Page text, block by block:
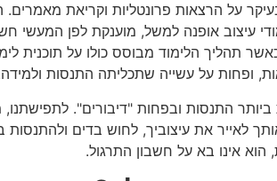
על הרצאות פרונטליות וקריאת
עיצוב אופנה למשל, מוענקת לפן המעשי
תהליך הלימוד מבוסס כולו על תוכנית
ופחות על עשייה שתכליתה התנסות
התנסות ובפחות "דיבורים".
לאייר את עיצוביך, לחוש בדים ולהתנסות
הוא אינו בא על חשבון התרגול.